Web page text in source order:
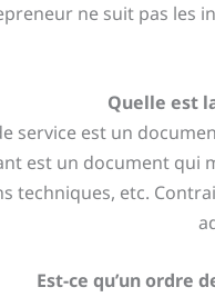
ne suit pas les
Quelle est
service est un
est un document qui
techniques, etc.
Est-ce qu’un ordre